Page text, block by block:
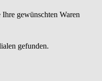
gewünschten Waren
gefunden.